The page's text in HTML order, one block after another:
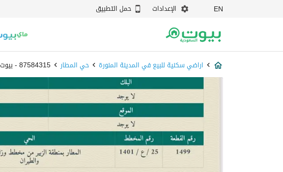
EN الإعدادات حمل التطبيق
اراضي سكنية للبيع في المدينة المنورة حي المطار 87584315 - بيوت